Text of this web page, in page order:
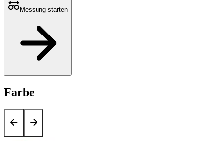
Messung starten
Farbe